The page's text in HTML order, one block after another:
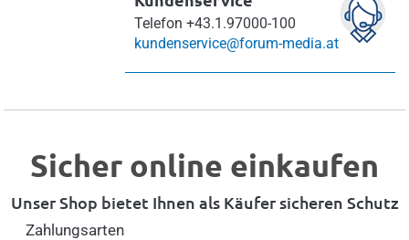
Telefon +43.1.97000-100
kundenservice@forum-media.at
Sicher online einkaufen
Unser Shop bietet Ihnen als Käufer sicheren Schutz
Zahlungsarten